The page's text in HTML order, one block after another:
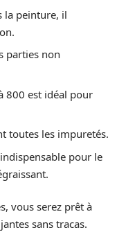
la peinture, il
parties non
800 est idéal pour
toutes les impuretés.
pour le
vous serez prêt à
sans tracas.